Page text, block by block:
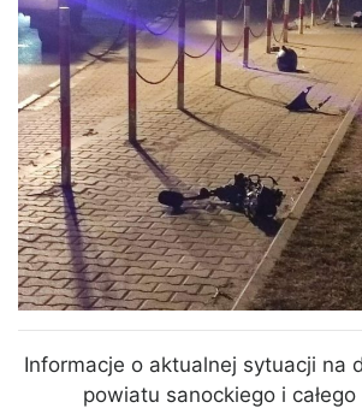
Informacje o aktualnej sytuacji na
powiatu sanockiego i